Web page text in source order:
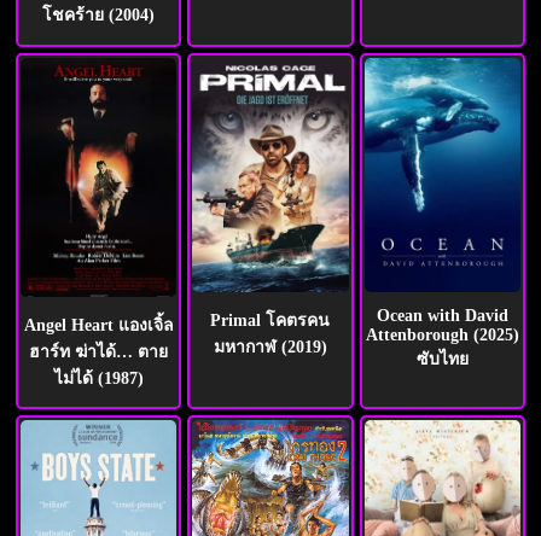
โชคร้าย (2004)
Angel Heart แองเจิ้ล
ฮาร์ท ฆ่าได้… ตาย
ไม่ได้ (1987)
Primal โคตรคน
มหากาฬ (2019)
Ocean with David
Attenborough (2025)
ซับไทย